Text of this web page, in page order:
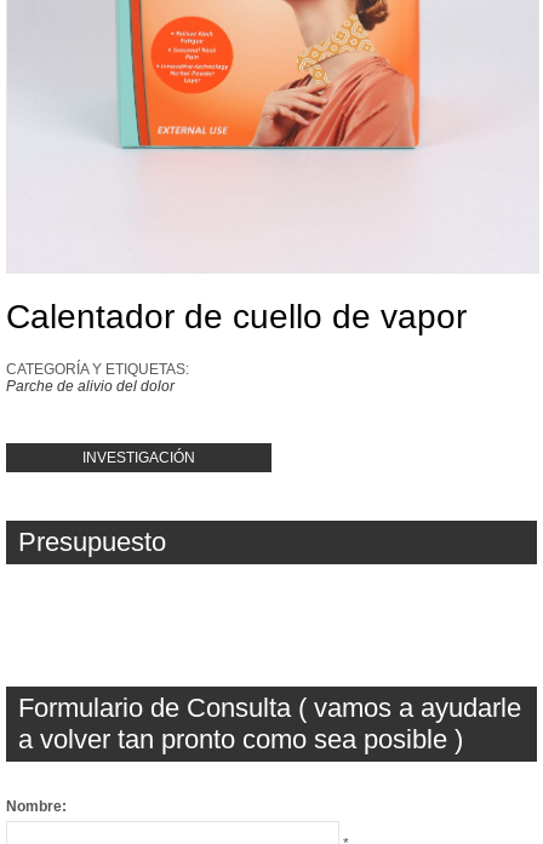
Calentador de cuello de vapor
CATEGORÍA Y ETIQUETAS:
Parche de alivio del dolor
INVESTIGACIÓN
Presupuesto
Formulario de Consulta ( vamos a ayudarle
a volver tan pronto como sea posible )
Nombre: